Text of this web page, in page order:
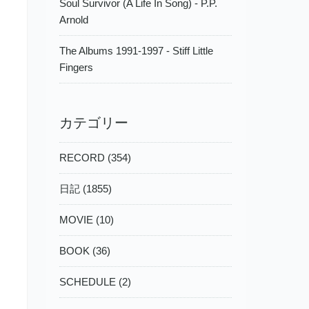
Soul Survivor (A Life In Song) - P.P.
Arnold
The Albums 1991-1997 - Stiff Little
Fingers
カテゴリー
RECORD (354)
日記 (1855)
MOVIE (10)
BOOK (36)
SCHEDULE (2)